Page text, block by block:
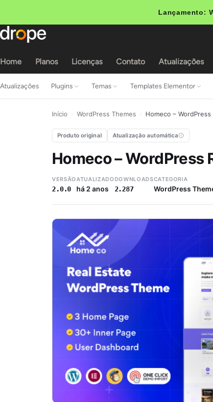
Lançamento:
Home Planos Licenças Contato Atualizações
Atualizações Plugins Temas Templates Elementor
Início WordPress Themes Homeco –
Produto original Atualização automática
Homeco – WordPress
VERSÃO
2.0.0
ATUALIZADO
há 2 anos
DOWNLOADS
2.287
CATEGORIA
WordPress